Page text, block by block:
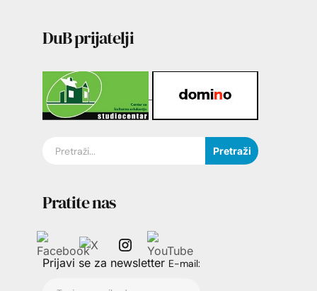
DuB prijatelji
Pretraži
Pratite nas
Prijavi se za newsletter E-mail: